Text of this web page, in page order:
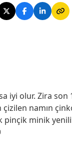
iyi olur. Zira son
namın
pinçik minik